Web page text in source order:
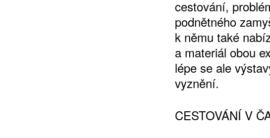
cestování,
podnětného
k němu také
a materiál obou
lépe se ale
vyznění.
CESTOVÁNÍ V